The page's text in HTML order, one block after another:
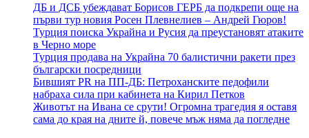
ДБ и ДСБ убеждават Борисов ГЕРБ да подкрепи още на
първи тур новия Росен Плевнелиев – Андрей Гюров!
Турция поиска Украйна и Русия да преустановят атаките
в Черно море
Турция продава на Украйна 70 балистични ракети през
български посредници
Бившият PR на ПП-ДБ: Петроханските педофили
набраха сила при кабинета на Кирил Петков
Животът на Ивана се срути! Огромна трагедия я оставя
сама до края на дните й, повече мъж няма да погледне